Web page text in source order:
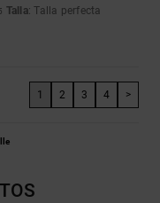
Talla: Talla perfecta
1 2 3 4 >